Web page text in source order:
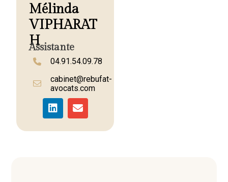
Mélinda
VIPHARAT
H
Assistante
04.91.54.09.78
cabinet@rebufat-
avocats.com